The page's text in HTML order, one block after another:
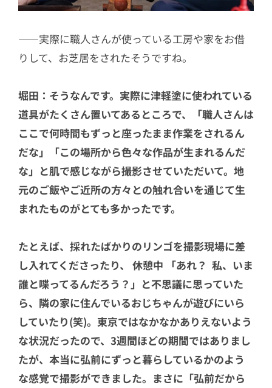
――実際に職人さんが使っている工房や家をお借
りして、お芝居をされたそうですね。
堀田：そうなんです。実際に津軽塗に使われている
道具がたくさん置いてあるところで、「職人さんは
ここで何時間もずっと座ったまま作業をされるん
だな」「この場所から色々な作品が生まれるんだ
な」と肌で感じながら撮影させていただいて。地
元のご飯やご近所の方々との触れ合いを通じて生
まれたものがとても多かったです。
たとえば、採れたばかりのリンゴを撮影現場に差
し入れてくださったり、 休憩中 「あれ？ 私、いま
誰と喋ってるんだろう？」と不思議に思っていた
ら、隣の家に住んでいるおじちゃんが遊びにいら
していたり(笑)。東京ではなかなかありえないよう
な状況だったので、3週間ほどの期間ではありまし
たが、本当に弘前にずっと暮らしているかのよう
な感覚で撮影ができました。まさに「弘前だから